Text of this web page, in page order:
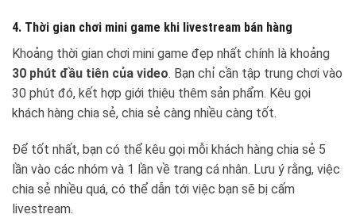
4. Thời gian chơi mini game khi livestream bán hàng
Khoảng thời gian chơi mini game đẹp nhất chính là khoảng
30 phút đầu tiên của video. Bạn chỉ cần tập trung chơi vào
30 phút đó, kết hợp giới thiệu thêm sản phẩm. Kêu gọi
khách hàng chia sẻ, chia sẻ càng nhiều càng tốt.
Để tốt nhất, bạn có thể kêu gọi mỗi khách hàng chia sẻ 5
lần vào các nhóm và 1 lần về trang cá nhân. Lưu ý rằng, việc
chia sẻ nhiều quá, có thể dẫn tới việc bạn sẽ bị cấm
livestream.